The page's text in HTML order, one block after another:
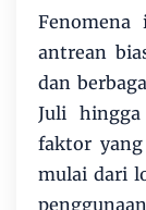
Fenomena
antrean
dan
Juli
faktor yang
mulai dari